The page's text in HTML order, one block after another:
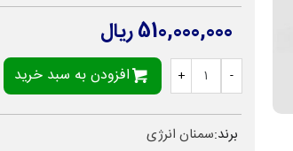
510,000,000 ریال
-
+ افزودن به سبد خرید
برند:سمنان انرژی